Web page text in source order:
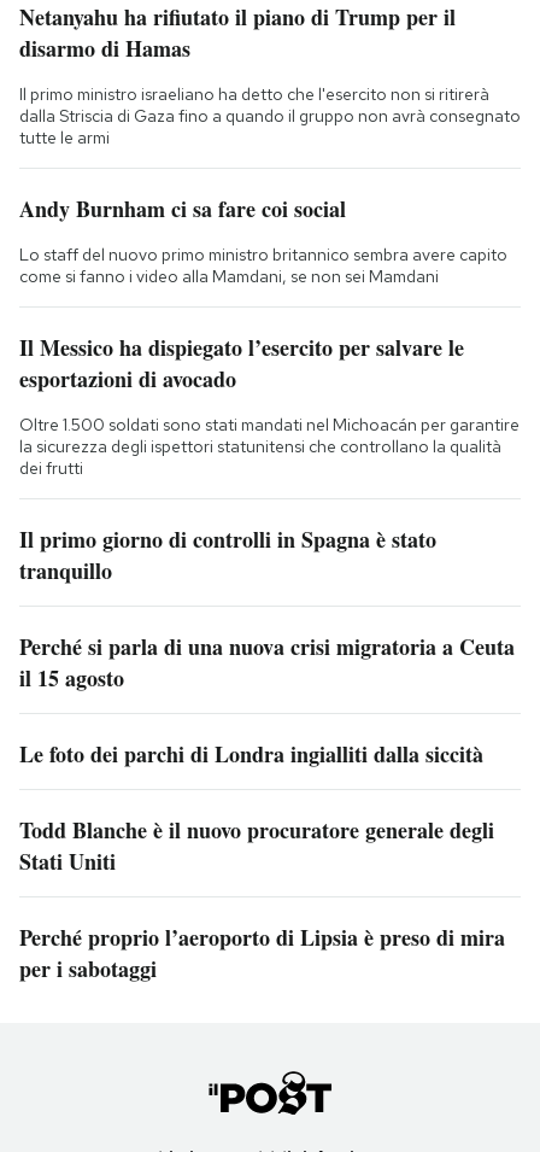
Netanyahu ha rifiutato il piano di Trump per il
disarmo di Hamas
Il primo ministro israeliano ha detto che l'esercito non si ritirerà
dalla Striscia di Gaza fino a quando il gruppo non avrà consegnato
tutte le armi
Andy Burnham ci sa fare coi social
Lo staff del nuovo primo ministro britannico sembra avere capito
come si fanno i video alla Mamdani, se non sei Mamdani
Il Messico ha dispiegato l’esercito per salvare le
esportazioni di avocado
Oltre 1.500 soldati sono stati mandati nel Michoacán per garantire
la sicurezza degli ispettori statunitensi che controllano la qualità
dei frutti
Il primo giorno di controlli in Spagna è stato
tranquillo
Perché si parla di una nuova crisi migratoria a Ceuta
il 15 agosto
Le foto dei parchi di Londra ingialliti dalla siccità
Todd Blanche è il nuovo procuratore generale degli
Stati Uniti
Perché proprio l’aeroporto di Lipsia è preso di mira
per i sabotaggi